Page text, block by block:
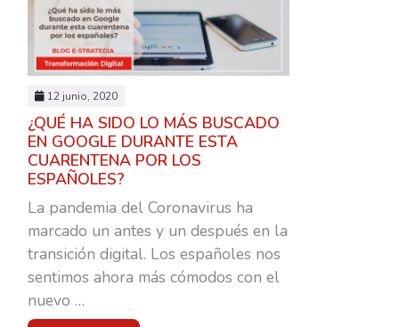
MARKETING & PUBLI
TRANSFORMACIÓN
12 junio, 2020
¿QUÉ HA SIDO LO MÁS BUSCADO
EN GOOGLE DURANTE ESTA
CUARENTENA POR LOS
ESPAÑOLES?
La pandemia del Coronavirus ha
marcado un antes y un después en la
transición digital. Los españoles nos
sentimos ahora más cómodos con el
nuevo …